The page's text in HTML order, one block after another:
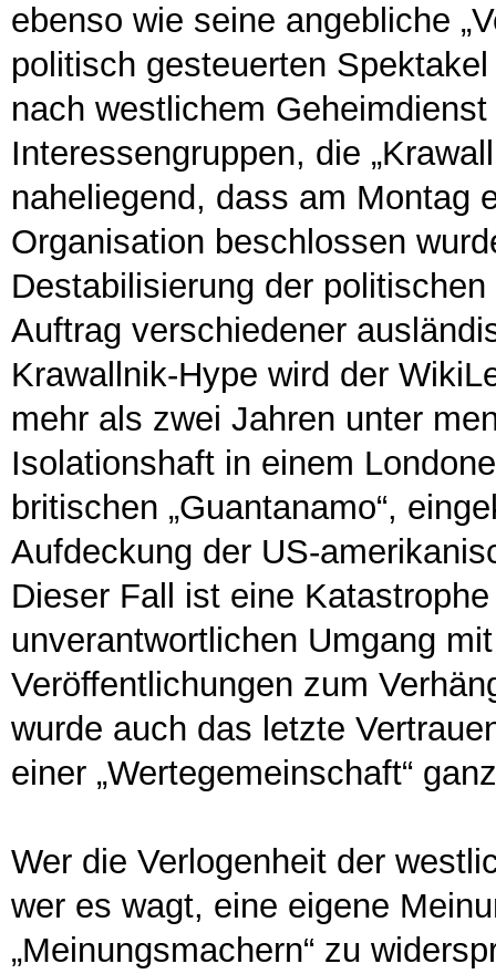
ebenso wie seine angebliche
politisch gesteuerten
nach westlichem
Interessengruppen, die
naheliegend, dass am Montag
Organisation beschlossen
Destabilisierung der
Auftrag verschiedener
Krawallnik-Hype wird der
mehr als zwei Jahren unter
Isolationshaft in einem
britischen „Guantanamo“,
Aufdeckung der US-
Dieser Fall ist eine
unverantwortlichen Umgang
Veröffentlichungen zum
wurde auch das letzte
einer „Wertegemeinschaft“
Wer die Verlogenheit der
wer es wagt, eine eigene
„Meinungsmachern“ zu